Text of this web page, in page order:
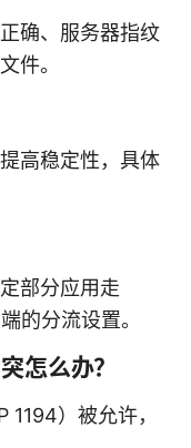
确、服务器指纹
件。
高稳定性，具体
部分应用走
的分流设置。
怎么办？
）被允许，